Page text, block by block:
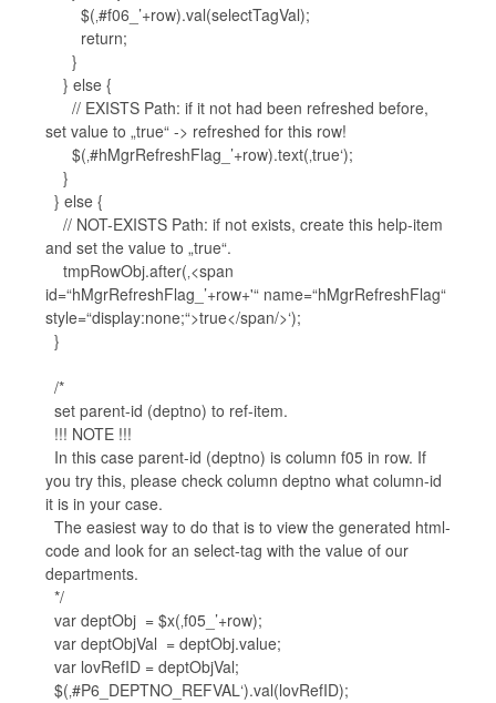
$(‚#f06_’+row).val(selectTagVal);
return;
}
} else {
// EXISTS Path: if it not had been refreshed before,
set value to „true“ -> refreshed for this row!
$(‚#hMgrRefreshFlag_’+row).text(‚true‘);
}
} else {
// NOT-EXISTS Path: if not exists, create this help-item
and set the value to „true“.
tmpRowObj.after(‚<span
id=“hMgrRefreshFlag_’+row+'“ name=“hMgrRefreshFlag“
style=“display:none;“>true</span/>‘);
}
/*
set parent-id (deptno) to ref-item.
!!! NOTE !!!
In this case parent-id (deptno) is column f05 in row. If
you try this, please check column deptno what column-id
it is in your case.
The easiest way to do that is to view the generated html-
code and look for an select-tag with the value of our
departments.
*/
var deptObj = $x(‚f05_’+row);
var deptObjVal = deptObj.value;
var lovRefID = deptObjVal;
$(‚#P6_DEPTNO_REFVAL‘).val(lovRefID);